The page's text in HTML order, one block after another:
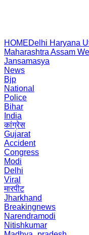
HOMEDelhi Haryana
Maharashtra Assam
Jansamasya
News
Bjp
National
Police
Bihar
India
कांग्रेस
Gujarat
Accident
Congress
Modi
Delhi
Viral
मारपीट
Jharkhand
Breakingnews
Narendramodi
Nitishkumar